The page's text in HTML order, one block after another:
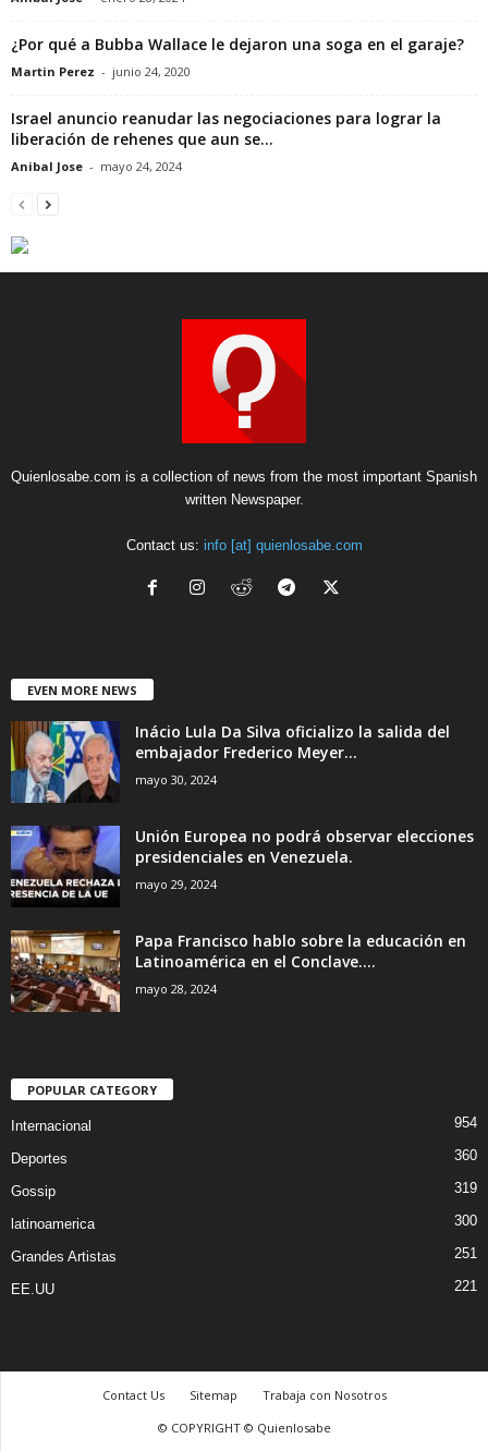
¿Por qué a Bubba Wallace le dejaron una soga en el garaje?
Martin Perez - junio 24, 2020
Israel anuncio reanudar las negociaciones para lograr la
liberación de rehenes que aun se...
Anibal Jose - mayo 24, 2024
Quienlosabe.com is a collection of news from the most important Spanish
written Newspaper.
Contact us: info [at] quienlosabe.com
EVEN MORE NEWS
Inácio Lula Da Silva oficializo la salida del
embajador Frederico Meyer...
mayo 30, 2024
Unión Europea no podrá observar elecciones
presidenciales en Venezuela.
mayo 29, 2024
Papa Francisco hablo sobre la educación en
Latinoamérica en el Conclave....
mayo 28, 2024
POPULAR CATEGORY
Internacional 954
Deportes 360
Gossip 319
latinoamerica 300
Grandes Artistas 251
EE.UU 221
Contact Us Sitemap
Trabaja con Nosotros
© COPYRIGHT © Quienlosabe